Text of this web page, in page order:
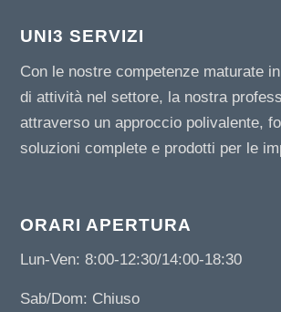
UNI3 SERVIZI
Con le nostre competenze maturate
di attività nel settore, la nostra
attraverso un approccio polivalente,
soluzioni complete e prodotti per le
ORARI APERTURA
Lun-Ven: 8:00-12:30/14:00-18:30
Sab/Dom: Chiuso